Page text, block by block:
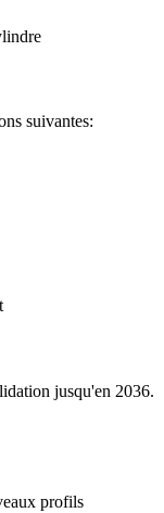
suivantes:
jusqu'en 2036.
profils